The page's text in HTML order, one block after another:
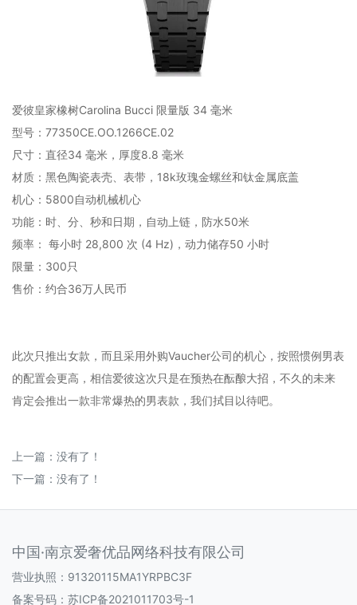
爱彼皇家橡树Carolina Bucci 限量版 34 毫米
型号：77350CE.OO.1266CE.02
尺寸：直径34 毫米，厚度8.8 毫米
材质：黑色陶瓷表壳、表带，18k玫瑰金螺丝和钛金属底盖
机心：5800自动机械机心
功能：时、分、秒和日期，自动上链，防水50米
频率： 每小时 28,800 次 (4 Hz)，动力储存50 小时
限量：300只
售价：约合36万人民币
此次只推出女款，而且采用外购Vaucher公司的机心，按照惯例男表
的配置会更高，相信爱彼这次只是在预热在酝酿大招，不久的未来
肯定会推出一款非常爆热的男表款，我们拭目以待吧。
上一篇：没有了！
下一篇：没有了！
中国·南京爱奢优品网络科技有限公司
营业执照：91320115MA1YRPBC3F
备案号码： 苏ICP备2021011703号-1